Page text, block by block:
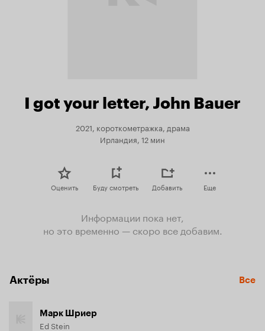
I got your letter, John Bauer
2021, короткометражка, драма
Ирландия, 12 мин
Оценить Буду смотреть Добавить Еще
Информации пока нет,
но это временно — скоро все добавим.
Актёры Все
Марк Шриер
Ed Stein